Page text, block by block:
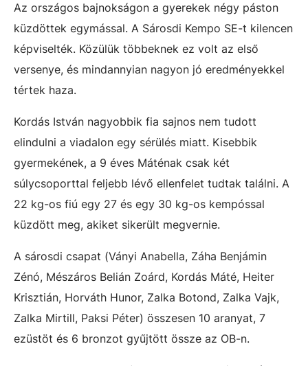
Az országos bajnokságon a gyerekek négy páston
küzdöttek egymással. A Sárosdi Kempo SE-t kilencen
képviselték. Közülük többeknek ez volt az első
versenye, és mindannyian nagyon jó eredményekkel
tértek haza.
Kordás István nagyobbik fia sajnos nem tudott
elindulni a viadalon egy sérülés miatt. Kisebbik
gyermekének, a 9 éves Máténak csak két
súlycsoporttal feljebb lévő ellenfelet tudtak találni. A
22 kg-os fiú egy 27 és egy 30 kg-os kempóssal
küzdött meg, akiket sikerült megvernie.
A sárosdi csapat (Ványi Anabella, Záha Benjámin
Zénó, Mészáros Belián Zoárd, Kordás Máté, Heiter
Krisztián, Horváth Hunor, Zalka Botond, Zalka Vajk,
Zalka Mirtill, Paksi Péter) összesen 10 aranyat, 7
ezüstöt és 6 bronzot gyűjtött össze az OB-n.